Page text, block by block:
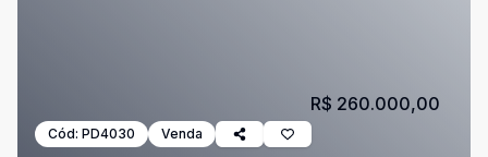
Cód: PD4030 Venda
R$ 260.000,00